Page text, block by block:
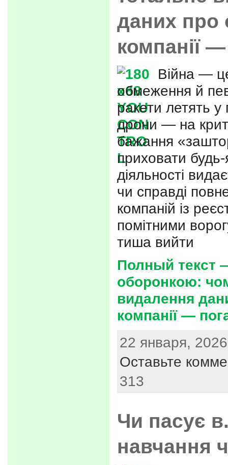
даних про
компанії
Війна —
обмеження й
ракети летять
дрони — на
бажання
приховати будь-
діяльності
чи справді
компаній із
помітними
тиша вийти
Полный текст
оборонкою:
видалення
компанії —
22 января,
Оставьте
313
Чи пасує
навчання